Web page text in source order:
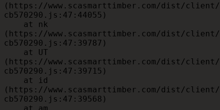
(https://www.scasmarttimber.com/dist/
cb570290.js:47:44055)
(https://www.scasmarttimber.com/dist/
cb570290.js:47:39787)
(https://www.scasmarttimber.com/dist/
cb570290.js:47:39715)
(https://www.scasmarttimber.com/dist/
cb570290.js:47:39568)